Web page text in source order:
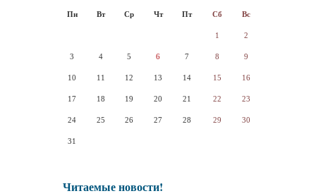
Пн Вт Ср Чт Пт Сб Вс
1 2
3 4 5 6 7 8 9
10 11 12 13 14 15 16
17 18 19 20 21 22 23
24 25 26 27 28 29 30
31
Читаемые новости!